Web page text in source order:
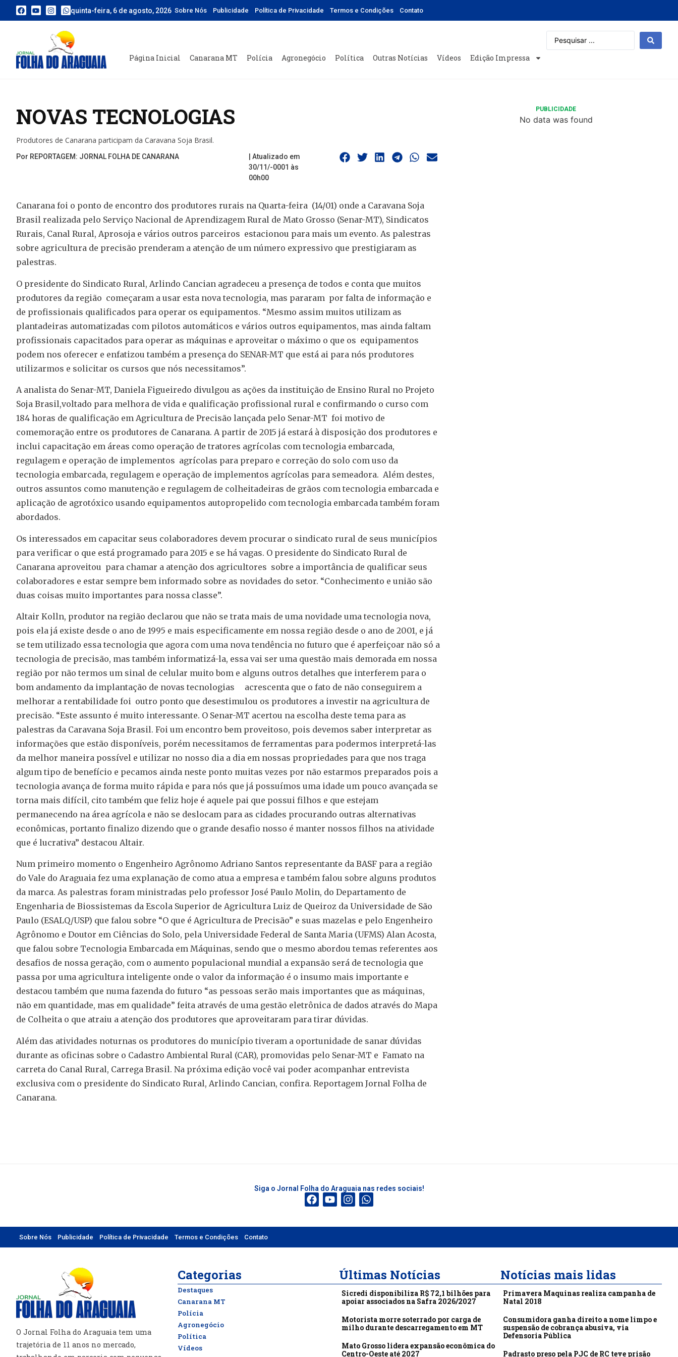
quinta-feira, 6 de agosto, 2026 Sobre Nós Publicidade Política de Privacidade Termos e Condições Contato
Página Inicial Canarana MT Polícia Agronegócio Política Outras Notícias Vídeos Edição Impressa
NOVAS TECNOLOGIAS
Produtores de Canarana participam da Caravana Soja Brasil.
Por REPORTAGEM: JORNAL FOLHA DE CANARANA
| Atualizado em
30/11/-0001 às
00h00
Canarana foi o ponto de encontro dos produtores rurais na Quarta-feira (14/01) onde a Caravana Soja
Brasil realizada pelo Serviço Nacional de Aprendizagem Rural de Mato Grosso (Senar-MT), Sindicatos
Rurais, Canal Rural, Aprosoja e vários outros parceiros estacionou para mais um evento. As palestras
sobre agricultura de precisão prenderam a atenção de um número expressivo que prestigiaram as
palestras.
O presidente do Sindicato Rural, Arlindo Cancian agradeceu a presença de todos e conta que muitos
produtores da região começaram a usar esta nova tecnologia, mas pararam por falta de informação e
de profissionais qualificados para operar os equipamentos. “Mesmo assim muitos utilizam as
plantadeiras automatizadas com pilotos automáticos e vários outros equipamentos, mas ainda faltam
profissionais capacitados para operar as máquinas e aproveitar o máximo o que os equipamentos
podem nos oferecer e enfatizou também a presença do SENAR-MT que está ai para nós produtores
utilizarmos e solicitar os cursos que nós necessitamos”.
A analista do Senar-MT, Daniela Figueiredo divulgou as ações da instituição de Ensino Rural no Projeto
Soja Brasil,voltado para melhora de vida e qualificação profissional rural e confirmando o curso com
184 horas de qualificação em Agricultura de Precisão lançada pelo Senar-MT foi motivo de
comemoração entre os produtores de Canarana. A partir de 2015 já estará à disposição dos produtores e
inclui capacitação em áreas como operação de tratores agrícolas com tecnologia embarcada,
regulagem e operação de implementos agrícolas para preparo e correção do solo com uso da
tecnologia embarcada, regulagem e operação de implementos agrícolas para semeadora. Além destes,
outros assuntos como manutenção e regulagem de colheitadeiras de grãos com tecnologia embarcada e
aplicação de agrotóxico usando equipamentos autopropelido com tecnologia embarcada também foram
abordados.
Os interessados em capacitar seus colaboradores devem procurar o sindicato rural de seus municípios
para verificar o que está programado para 2015 e se há vagas. O presidente do Sindicato Rural de
Canarana aproveitou para chamar a atenção dos agricultores sobre a importância de qualificar seus
colaboradores e estar sempre bem informado sobre as novidades do setor. “Conhecimento e união são
duas coisas muito importantes para nossa classe”.
Altair Kolln, produtor na região declarou que não se trata mais de uma novidade uma tecnologia nova,
pois ela já existe desde o ano de 1995 e mais especificamente em nossa região desde o ano de 2001, e já
se tem utilizado essa tecnologia que agora com uma nova tendência no futuro que é aperfeiçoar não só a
tecnologia de precisão, mas também informatizá-la, essa vai ser uma questão mais demorada em nossa
região por não termos um sinal de celular muito bom e alguns outros detalhes que interferem para o
bom andamento da implantação de novas tecnologias acrescenta que o fato de não conseguirem a
melhorar a rentabilidade foi outro ponto que desestimulou os produtores a investir na agricultura de
precisão. “Este assunto é muito interessante. O Senar-MT acertou na escolha deste tema para as
palestras da Caravana Soja Brasil. Foi um encontro bem proveitoso, pois devemos saber interpretar as
informações que estão disponíveis, porém necessitamos de ferramentas para podermos interpretá-las
da melhor maneira possível e utilizar no nosso dia a dia em nossas propriedades para que nos traga
algum tipo de benefício e pecamos ainda neste ponto muitas vezes por não estarmos preparados pois a
tecnologia avança de forma muito rápida e para nós que já possuímos uma idade um pouco avançada se
torna mais difícil, cito também que feliz hoje é aquele pai que possui filhos e que estejam
permanecendo na área agrícola e não se deslocam para as cidades procurando outras alternativas
econômicas, portanto finalizo dizendo que o grande desafio nosso é manter nossos filhos na atividade
que é lucrativa” destacou Altair.
Num primeiro momento o Engenheiro Agrônomo Adriano Santos representante da BASF para a região
do Vale do Araguaia fez uma explanação de como atua a empresa e também falou sobre alguns produtos
da marca. As palestras foram ministradas pelo professor José Paulo Molin, do Departamento de
Engenharia de Biossistemas da Escola Superior de Agricultura Luiz de Queiroz da Universidade de São
Paulo (ESALQ/USP) que falou sobre “O que é Agricultura de Precisão” e suas mazelas e pelo Engenheiro
Agrônomo e Doutor em Ciências do Solo, pela Universidade Federal de Santa Maria (UFMS) Alan Acosta,
que falou sobre Tecnologia Embarcada em Máquinas, sendo que o mesmo abordou temas referentes aos
desafios de nossa geração, com o aumento populacional mundial a expansão será de tecnologia que
passa por uma agricultura inteligente onde o valor da informação é o insumo mais importante e
destacou também que numa fazenda do futuro “as pessoas serão mais importantes que as máquinas,
não em quantidade, mas em qualidade” feita através de uma gestão eletrônica de dados através do Mapa
de Colheita o que atraiu a atenção dos produtores que aproveitaram para tirar dúvidas.
Além das atividades noturnas os produtores do município tiveram a oportunidade de sanar dúvidas
durante as oficinas sobre o Cadastro Ambiental Rural (CAR), promovidas pelo Senar-MT e Famato na
carreta do Canal Rural, Carrega Brasil. Na próxima edição você vai poder acompanhar entrevista
exclusiva com o presidente do Sindicato Rural, Arlindo Cancian, confira. Reportagem Jornal Folha de
Canarana.
PUBLICIDADE
No data was found
Siga o Jornal Folha do Araguaia nas redes sociais!
Sobre Nós Publicidade Política de Privacidade Termos e Condições Contato
O Jornal Folha do Araguaia tem uma
trajetória de 11 anos no mercado,
Categorias
Destaques
Canarana MT
Polícia
Agronegócio
Política
Vídeos
Últimas Notícias
Sicredi disponibiliza R$ 72,1 bilhões para
apoiar associados na Safra 2026/2027
Motorista morre soterrado por carga de
milho durante descarregamento em MT
Mato Grosso lidera expansão econômica do
Centro-Oeste até 2027
Notícias mais lidas
Primavera Maquinas realiza campanha de
Natal 2018
Consumidora ganha direito a nome limpo e
suspensão de cobrança abusiva, via
Defensoria Pública
Padrasto preso pela PJC de RC teve prisão